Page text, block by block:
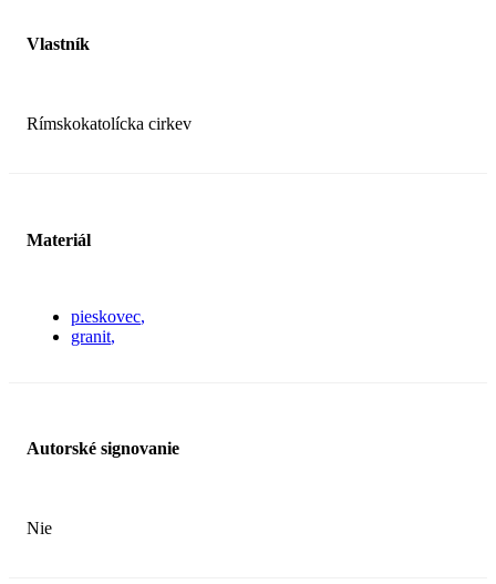
Vlastník
Rímskokatolícka cirkev
Materiál
pieskovec
granit
Autorské signovanie
Nie